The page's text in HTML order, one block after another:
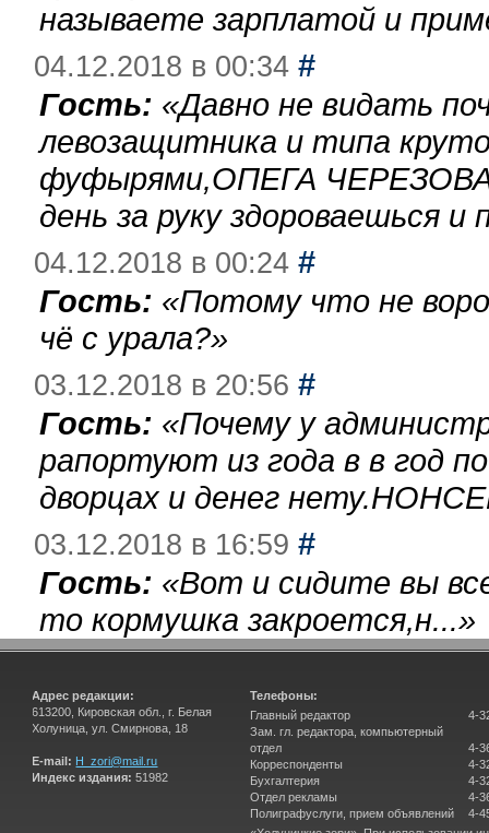
называете зарплатой и
04.12.2018 в 00:34 #
Гость: «Давно не видать
левозащитника и типа
фуфырями,ОПЕГА
день за руку здороваешься
04.12.2018 в 00:24 #
Гость: «Потому что не
чё с урала?»
03.12.2018 в 20:56 #
Гость: «Почему у
рапортуют из года в в год
дворцах и денег
03.12.2018 в 16:59 #
Гость: «Вот и сидите вы
то кормушка закроется,н...»
Адрес редакции:
613200, Кировская обл., г. Белая
Холуница, ул. Смирнова, 18
E-mail: H_zori@mail.ru
Индекс издания: 51982
Телефоны:
Главный редактор
Зам. гл. редактора, компьютерный
отдел
Корреспонденты
Бухгалтерия
Отдел рекламы
Полиграфуслуги, прием объявлений
4-
4-
4-
4-
4-
4-